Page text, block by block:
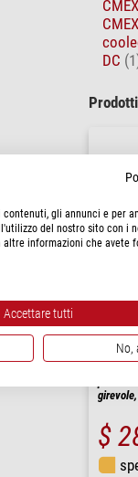
CMEX
DC
kit
$
gli annunci e per
del nostro sito con i
informazioni che avete
Accettare tutti
No,